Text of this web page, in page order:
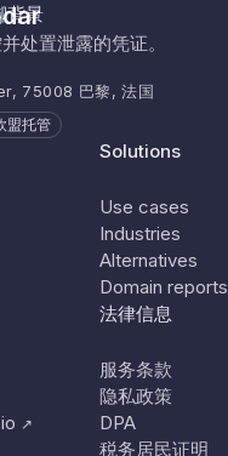
处置泄露的凭证。
75008 巴黎, 法国
盟托管
Solutions
Use cases
Industries
Alternatives
Domain reports
↗
法律信息
服务条款
隐私政策
DPA
税务居民证明